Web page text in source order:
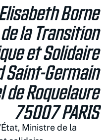
Borne
la Transition
et Solidaire
Germain
de Roquelaure
75007 PARIS
Ministre de la